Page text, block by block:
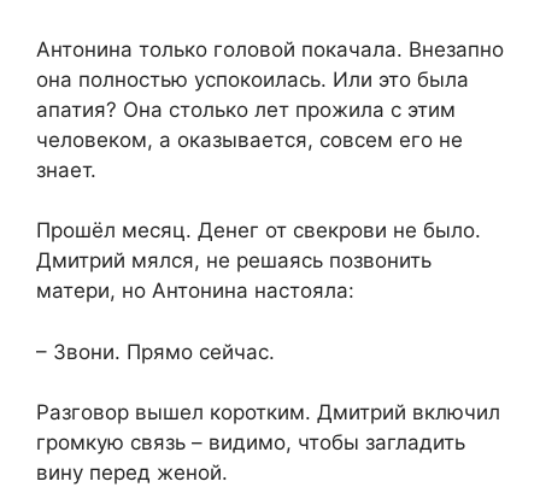
Антонина только головой покачала. Внезапно
она полностью успокоилась. Или это была
апатия? Она столько лет прожила с этим
человеком, а оказывается, совсем его не
знает.
Прошёл месяц. Денег от свекрови не было.
Дмитрий мялся, не решаясь позвонить
матери, но Антонина настояла:
– Звони. Прямо сейчас.
Разговор вышел коротким. Дмитрий включил
громкую связь – видимо, чтобы загладить
вину перед женой.